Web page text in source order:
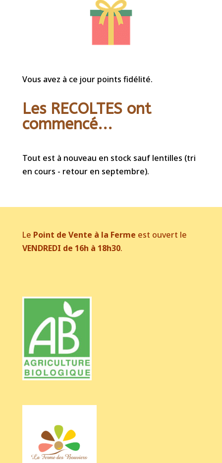
Vous avez à ce jour points fidélité.
Les RECOLTES ont
commencé...
Tout est à nouveau en stock sauf lentilles (tri
en cours - retour en septembre).
Le Point de Vente à la Ferme est ouvert le
VENDREDI de 16h à 18h30.